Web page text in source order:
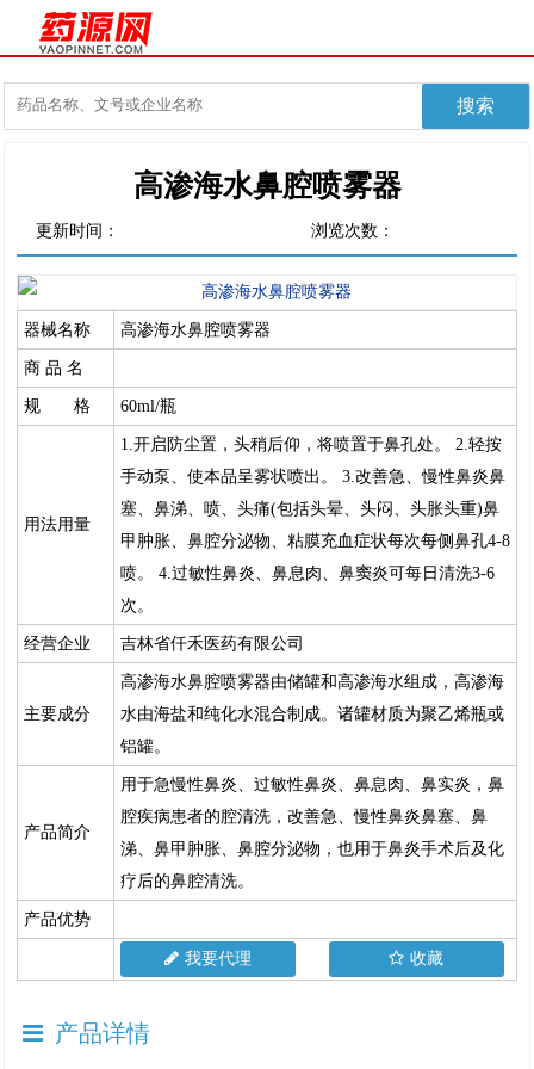
高渗海水鼻腔喷雾器
更新时间： 浏览次数：
器械名称 高渗海水鼻腔喷雾器
商 品 名
规 格 60ml/瓶
用法用量
1.开启防尘置，头稍后仰，将喷置于鼻孔处。 2.轻按
手动泵、使本品呈雾状喷出。 3.改善急、慢性鼻炎鼻
塞、鼻涕、喷、头痛(包括头晕、头闷、头胀头重)鼻
甲肿胀、鼻腔分泌物、粘膜充血症状每次每侧鼻孔4-8
喷。 4.过敏性鼻炎、鼻息肉、鼻窦炎可每日清洗3-6
次。
经营企业 吉林省仟禾医药有限公司
主要成分
高渗海水鼻腔喷雾器由储罐和高渗海水组成，高渗海
水由海盐和纯化水混合制成。诸罐材质为聚乙烯瓶或
铝罐。
产品简介
用于急慢性鼻炎、过敏性鼻炎、鼻息肉、鼻实炎，鼻
腔疾病患者的腔清洗，改善急、慢性鼻炎鼻塞、鼻
涕、鼻甲肿胀、鼻腔分泌物，也用于鼻炎手术后及化
疗后的鼻腔清洗。
产品优势
我要代理 收藏
产品详情